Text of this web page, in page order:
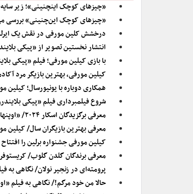
«چیزهای کوچک اینچنینی»؛ زیر
«چیزهای کوچک این‌چنینی» بررسی
درخشش کلین مورفی در نقش یک
انتشار نخستین تصویر از «پیکی
با بازی کیلین مورفی؛ فیلم «پیکی
کیلین مورفی، بهترین بازیگر مرد
همکاری دوباره با یونیورسال؛
شروع فیلمبرداری فیلم «پیکی
معرفی برگزیدگان اسکار ۲۰۲۴/ «اوپنهایمر» بهترین فیلم شد
معرفی بهترین بازیگران سال/ کیلین
کیلین مورفی جشنواره برلین را
معرفی برندگان گلدن گلوب/ کریستوفر نولان بهترین
پرومته‌ای در زنجیر نولان/ نگاهی به
حالا من خود مرگم!/ نگاهی به فیلم